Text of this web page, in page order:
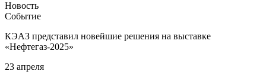
Новость
Событие
КЭАЗ представил новейшие решения на выставке
«Нефтегаз-2025»
23 апреля